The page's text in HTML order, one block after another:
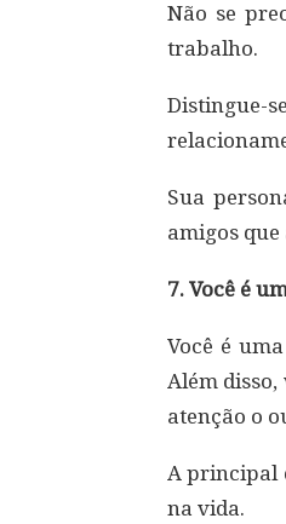
Não se
trabalho.
Sua
amigos
7. Você é
Você é
Além disso,
atenção o
A principal
na vida.